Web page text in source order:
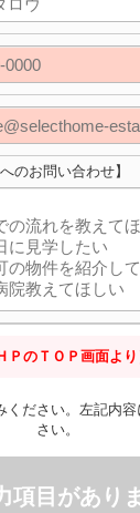
のお問い合わせ】
のＴＯＰ画面より
ください。左記内
さい。
項目があり